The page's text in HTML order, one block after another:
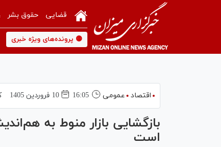
قضایی حقوق بشر
🟡 پرونده‌های ویژه خبری
اقتصاد عمومی 16:05 10 فروردين 1405
بازگشایی بازار منوط به
است